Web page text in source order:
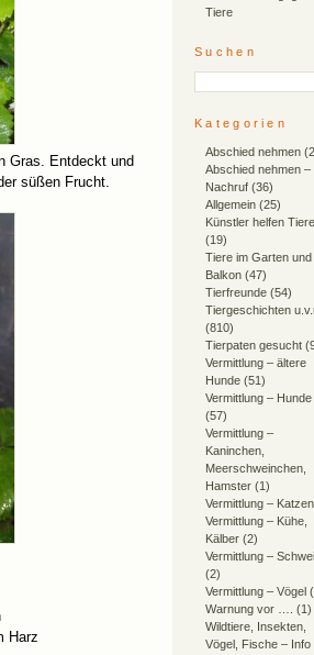
Gras. Entdeckt und
süßen Frucht.
Harz
Tiere
Suchen
Kategorien
Abschied nehmen
Abschied nehmen –
Nachruf (36)
Allgemein (25)
Künstler helfen
(19)
Tiere im Garten und
Balkon (47)
Tierfreunde (54)
Tiergeschichten
(810)
Tierpaten gesucht
Vermittlung – ältere
Hunde (51)
Vermittlung – Hunde
(57)
Vermittlung –
Kaninchen,
Meerschweinchen,
Hamster (1)
Vermittlung – Katzen
Vermittlung – Kühe,
Kälber (2)
Vermittlung –
(2)
Vermittlung – Vögel
Warnung vor ….
(1)
Wildtiere, Insekten,
Vögel, Fische – Info